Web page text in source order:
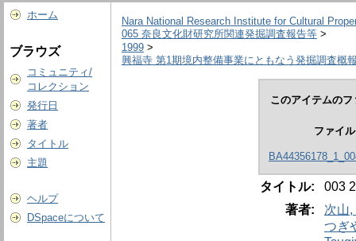
ホーム
ブラウズ
コミュニティ/
コレクション
発行日
著者
タイトル
主題
ヘルプ
DSpaceについて
Nara National Research Institute for Cultural
065 奈良文化財研究所関連発掘調査報告等 >
1999 >
興福寺 第1期境内整備事業にともなう発掘調査概
このアイテムのフ
ファイル
タイトル:
003
著者:
次山,
つぎ